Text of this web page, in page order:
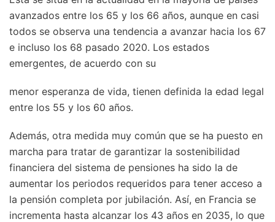
avanzados entre los 65 y los 66 años, aunque en casi
todos se observa una tendencia a avanzar hacia los 67
e incluso los 68 pasado 2020. Los estados
emergentes, de acuerdo con su
menor esperanza de vida, tienen definida la edad legal
entre los 55 y los 60 años.
Además, otra medida muy común que se ha puesto en
marcha para tratar de garantizar la sostenibilidad
financiera del sistema de pensiones ha sido la de
aumentar los periodos requeridos para tener acceso a
la pensión completa por jubilación. Así, en Francia se
incrementa hasta alcanzar los 43 años en 2035, lo que